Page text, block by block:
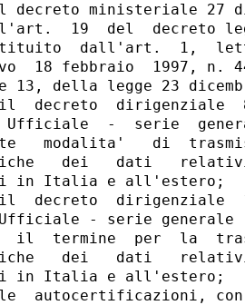
decreto ministeriale 27
19  del  decreto
dall'art.  1,
18 febbraio  1997, n.
e 13, della legge 23
decreto  dirigenziale
Ufficiale  -  serie
modalita'   di
dei   dati
in Italia e all'estero;
decreto  dirigenziale
Ufficiale - serie generale
il  termine  per  la
dei   dati
in Italia e all'estero;
autocertificazioni,